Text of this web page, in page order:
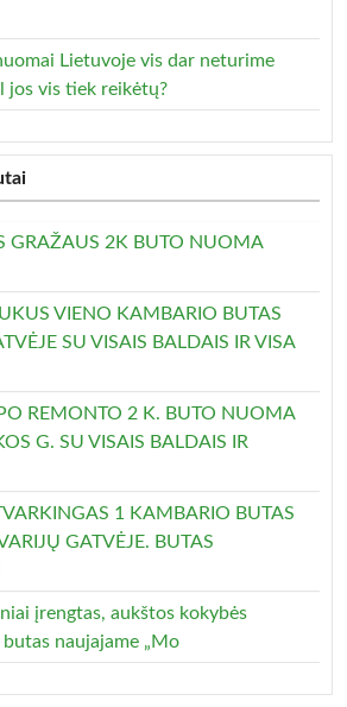
Lietuvoje vis dar neturime
jos vis tiek reikėtų?
GRAŽAUS 2K BUTO NUOMA
VIENO KAMBARIO BUTAS
SU VISAIS BALDAIS IR VISA
REMONTO 2 K. BUTO NUOMA
G. SU VISAIS BALDAIS IR
1 KAMBARIO BUTAS
GATVĖJE. BUTAS
įrengtas, aukštos kokybės
naujajame „Mo